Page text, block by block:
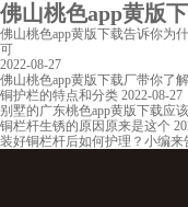
佛山桃色app黄版
佛山桃色app黄版下载告诉你为什
可
2022-08-27
佛山桃色app黄版下载厂带你了解
铜护栏的特点和分类 2022-08-27
别墅的广东桃色app黄版下载应
铜栏杆生锈的原因原来是这个
装好铜栏杆后如何护理？小编